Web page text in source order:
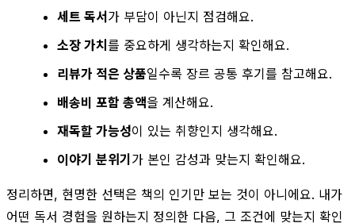
세트 독서가 부담이 아닌지 점검해요.
소장 가치를 중요하게 생각하는지 확인해요.
리뷰가 적은 상품일수록 장르 공통 후기를 참고해요.
배송비 포함 총액을 계산해요.
재독할 가능성이 있는 취향인지 생각해요.
이야기 분위기 가 본인 감성과 맞는지 확인해요.
정리하면, 현명한 선택은 책의 인기만 보는 것이 아니에요. 내가
어떤 독서 경험을 원하는지 정의한 다음, 그 조건에 맞는지 확인